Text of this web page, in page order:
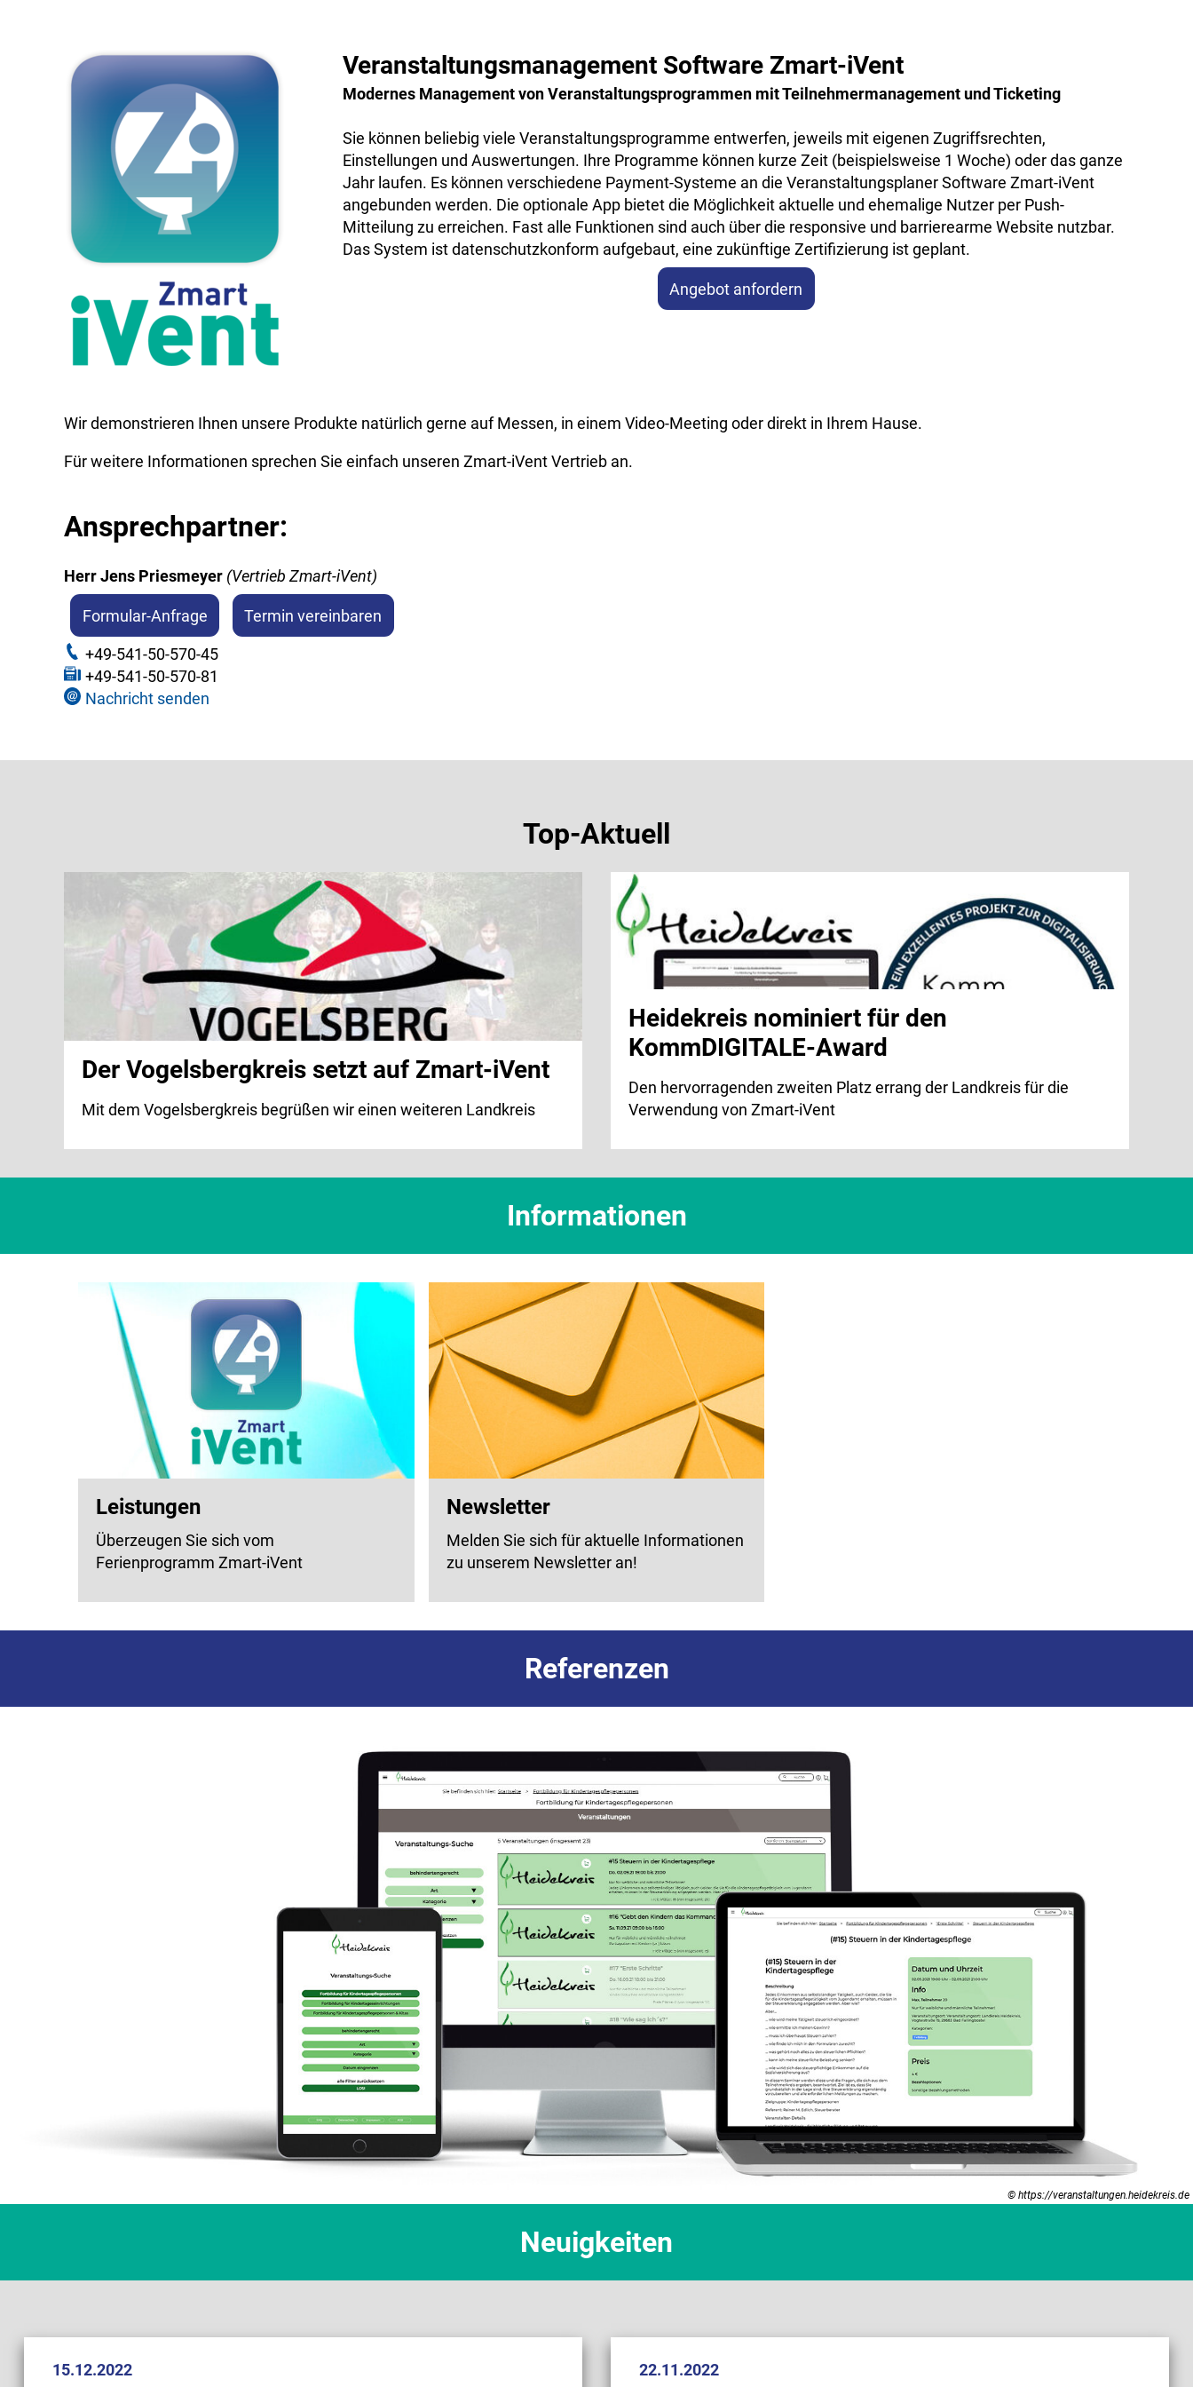
Veranstaltungsmanagement Software Zmart-iVent
Modernes Management von Veranstaltungsprogrammen mit Teilnehmermanagement und Ticketing
Sie können beliebig viele Veranstaltungsprogramme entwerfen, jeweils mit eigenen Zugriffsrechten,
Einstellungen und Auswertungen. Ihre Programme können kurze Zeit (beispielsweise 1 Woche) oder das ganze
Jahr laufen. Es können verschiedene Payment-Systeme an die Veranstaltungsplaner Software Zmart-iVent
angebunden werden. Die optionale App bietet die Möglichkeit aktuelle und ehemalige Nutzer per Push-
Mitteilung zu erreichen. Fast alle Funktionen sind auch über die responsive und barrierearme Website nutzbar.
Das System ist datenschutzkonform aufgebaut, eine zukünftige Zertifizierung ist geplant.
Angebot anfordern
Wir demonstrieren Ihnen unsere Produkte natürlich gerne auf Messen, in einem Video-Meeting oder direkt in Ihrem Hause.
Für weitere Informationen sprechen Sie einfach unseren Zmart-iVent Vertrieb an.
Ansprechpartner:
Herr Jens Priesmeyer (Vertrieb Zmart-iVent)
Formular-Anfrage Termin vereinbaren
+49-541-50-570-45
+49-541-50-570-81
Nachricht senden
Top-Aktuell
Der Vogelsbergkreis setzt auf Zmart-iVent
Mit dem Vogelsbergkreis begrüßen wir einen weiteren Landkreis
Heidekreis nominiert für den
KommDIGITALE-Award
Den hervorragenden zweiten Platz errang der Landkreis für die
Verwendung von Zmart-iVent
Informationen
Leistungen
Überzeugen Sie sich vom
Ferienprogramm Zmart-iVent
Newsletter
Melden Sie sich für aktuelle Informationen
zu unserem Newsletter an!
Referenzen
© https://veranstaltungen.heidekreis.de
Neuigkeiten
15.12.2022 22.11.2022